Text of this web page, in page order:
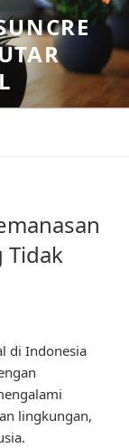
Tidak
di Indonesia
lingkungan,